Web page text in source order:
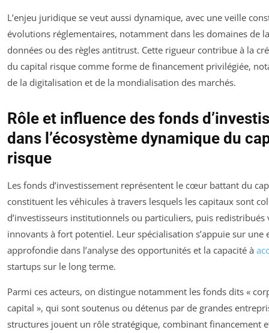
L’enjeu juridique se veut aussi dynamique, avec une veille
évolutions réglementaires, notamment dans les domaines de
données ou des règles antitrust. Cette rigueur contribue à la
du capital risque comme forme de financement privilégiée,
de la digitalisation et de la mondialisation des marchés.
Rôle et influence des fonds
dans l’écosystème dynamique du
risque
Les fonds d’investissement représentent le cœur battant du
constituent les véhicules à travers lesquels les capitaux sont
d’investisseurs institutionnels ou particuliers, puis redistribués
innovants à fort potentiel. Leur spécialisation s’appuie sur une
approfondie dans l’analyse des opportunités et la capacité à
startups sur le long terme.
Parmi ces acteurs, on distingue notamment les fonds dits «
capital », qui sont soutenus ou détenus par de grandes
structures jouent un rôle stratégique, combinant financement